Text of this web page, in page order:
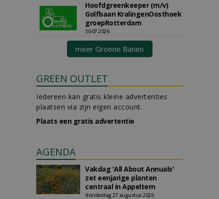
Hoofdgreenkeeper (m/v)
Golfbaan KralingenOosthoek
groepRotterdam
30-07-2026
meer Groene Banen
GREEN OUTLET
Iedereen kan gratis kleine advertenties
plaatsen via zijn eigen account.
Plaats een gratis advertentie
AGENDA
Vakdag 'All About Annuals'
zet eenjarige planten
centraal in Appeltern
donderdag 27 augustus 2026